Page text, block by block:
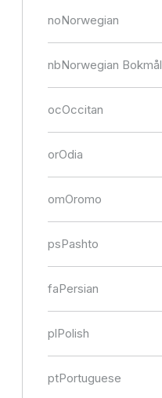
noNorwegian
nbNorwegian Bokmål
ocOccitan
orOdia
omOromo
psPashto
faPersian
plPolish
ptPortuguese